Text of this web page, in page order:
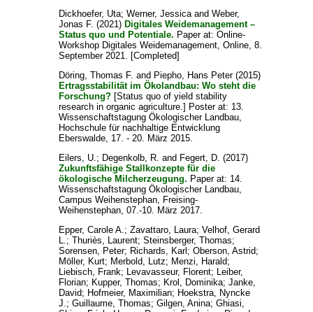
Dickhoefer, Uta; Werner, Jessicaand Weber,
Jonas F. (2021) Digitales Weidemanagement –
Status quo und Potentiale. Paper at: Online-
Workshop Digitales Weidemanagement, Online, 8.
September 2021. [Completed]
Döring, Thomas F. and Piepho, Hans Peter(2015)
Ertragsstabilität im Ökolandbau: Wo steht die
Forschung?[Status quo of yield stability
research in organic agriculture.] Poster at: 13.
Wissenschaftstagung Ökologischer Landbau,
Hochschule für nachhaltige Entwicklung
Eberswalde, 17. - 20. März 2015.
Eilers, U.; Degenkolb, R. and Fegert, D. (2017)
Zukunftsfähige Stallkonzepte für die
ökologische Milcherzeugung. Paper at: 14.
Wissenschaftstagung Ökologischer Landbau,
Campus Weihenstephan, Freising-
Weihenstephan, 07.-10. März 2017.
Epper, Carole A.; Zavattaro, Laura; Velhof, Gerard
L.; Thuriès, Laurent; Steinsberger, Thomas;
Sorensen, Peter; Richards, Karl ; Oberson, Astrid;
Möller, Kurt; Merbold, Lutz; Menzi, Harald;
Liebisch, Frank; Levavasseur, Florent; Leiber,
Florian; Kupper, Thomas; Krol, Dominika; Janke,
David; Hofmeier, Maximilian; Hoekstra, Nyncke
J.; Guillaume, Thomas; Gilgen, Anina; Ghiasi,